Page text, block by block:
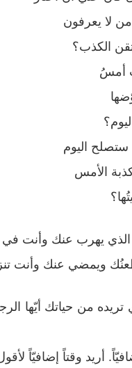
لا يعرفون
الكذب؟
أمسُ
ستصلح اليوم
الأمس
الذي يهرب عنك وأنت
ويمضي عنك وأنت
تريده من حياتك أيّها
أريد وقتاً إضافيّاً